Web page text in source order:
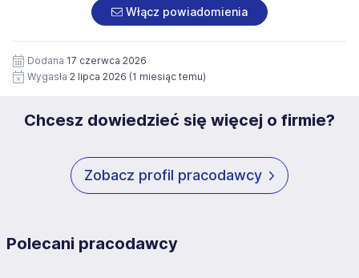
pod numerem 33 816 64 09 lub pisemnie na adres
siedziby administratora.
https://www.workprofit.pl/klauzula-informacyjna.html
załączonych dokumentach aplikacyjnych (w tym
wizerunku), na potrzeby przyszłych rekrutacji przez okres
12 miesięcy. Zgoda jest dobrowolna i może być w każdym
czasie wycofana.
Włącz powiadomienia
Dodana 17 czerwca 2026
Wygasła 2 lipca 2026 (1 miesiąc temu)
Chcesz dowiedzieć się więcej o firmie?
Zobacz profil pracodawcy
Polecani pracodawcy